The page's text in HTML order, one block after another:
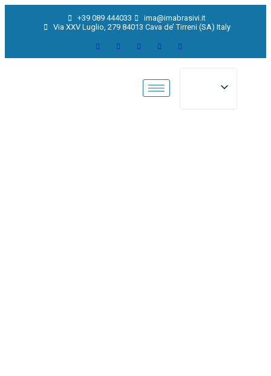
+39 089 444033
ima@imabrasivi.it
Via XXV Luglio, 279 84013 Cava de’ Tirreni (SA) Italy